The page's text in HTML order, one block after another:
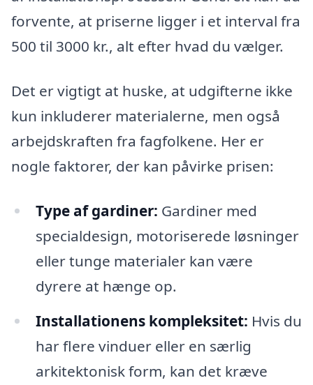
forvente, at priserne ligger i et interval fra
500 til 3000 kr., alt efter hvad du vælger.
Det er vigtigt at huske, at udgifterne ikke
kun inkluderer materialerne, men også
arbejdskraften fra fagfolkene. Her er
nogle faktorer, der kan påvirke prisen:
Type af gardiner: Gardiner med
specialdesign, motoriserede løsninger
eller tunge materialer kan være
dyrere at hænge op.
Installationens kompleksitet: Hvis du
har flere vinduer eller en særlig
arkitektonisk form, kan det kræve